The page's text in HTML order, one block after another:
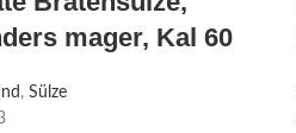
mager, Kal 60
, Sülze